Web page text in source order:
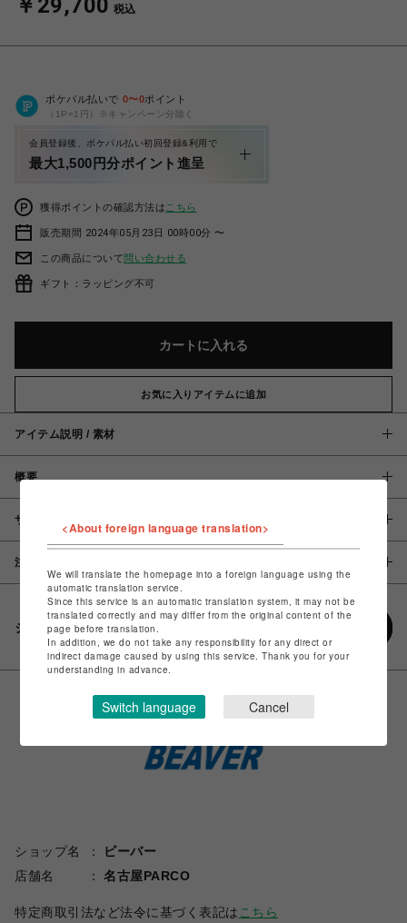
￥29,700 税込
ポケパル払いで 0〜0ポイント
（1P=1円）※キャンペーン分除く
会員登録後、ポケパル払い初回登録&利用で
最大1,500円分ポイント進呈
獲得ポイントの確認方法は こちら
販売期間 2024年05月23日 00時00分 〜
この商品について問い合わせる
ギフト：ラッピング不可
カートに入れる
お気に入りアイテムに追加
アイテム説明 / 素材
概要
サイズ
注意事項
シェアする
ショップ名
ビーバー
店舗名
名古屋PARCO
特定商取引法など法令に基づく表記は こちら
<About foreign language translation>
We will translate the homepage into a foreign language using the
automatic translation service.
Since this service is an automatic translation system, it may not be
translated correctly and may differ from the original content of the
page before translation.
In addition, we do not take any responsibility for any direct or
indirect damage caused by using this service. Thank you for your
understanding in advance.
Switch language Cancel